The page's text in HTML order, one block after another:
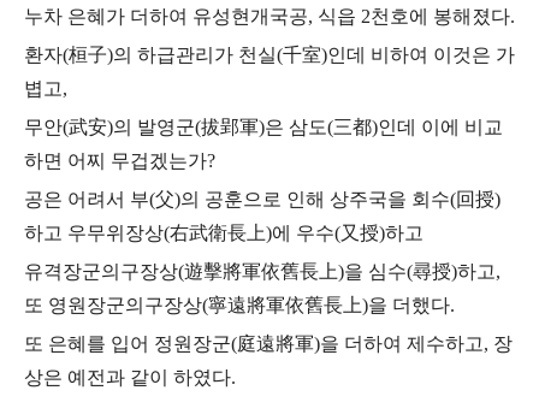
누차 은혜가 더하여 유성현개국공, 식읍 2천호에 봉해졌다.
환자(桓子)의 하급관리가 천실(千室)인데 비하여 이것은 가
볍고,
무안(武安)의 발영군(拔郢軍)은 삼도(三都)인데 이에 비교
하면 어찌 무겁겠는가?
공은 어려서 부(父)의 공훈으로 인해 상주국을 회수(回授)
하고 우무위장상(右武衛長上)에 우수(又授)하고
유격장군의구장상(遊擊將軍依舊長上)을 심수(尋授)하고,
또 영원장군의구장상(寧遠將軍依舊長上)을 더했다.
또 은혜를 입어 정원장군(庭遠將軍)을 더하여 제수하고, 장
상은 예전과 같이 하였다.